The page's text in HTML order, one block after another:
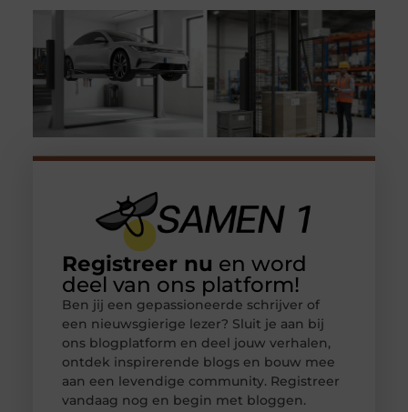
Registreer nu en word
deel van ons platform!
Ben jij een gepassioneerde schrijver of
een nieuwsgierige lezer? Sluit je aan bij
ons blogplatform en deel jouw verhalen,
ontdek inspirerende blogs en bouw mee
aan een levendige community. Registreer
vandaag nog en begin met bloggen.